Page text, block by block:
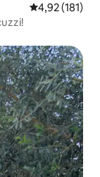
4,92 de uma
4,92 (181)